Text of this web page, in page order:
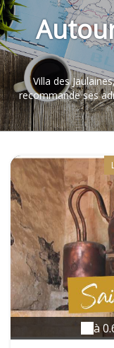
Villa des
recommande ses
à